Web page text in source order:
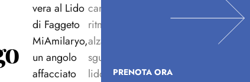
vera al Lido
di Faggeto
MiAmilaryo,
un angolo
affacciato
cambiare
ritmo, basta
alzare lo
sguardo: il
lido è perfetto
PRENOTA ORA